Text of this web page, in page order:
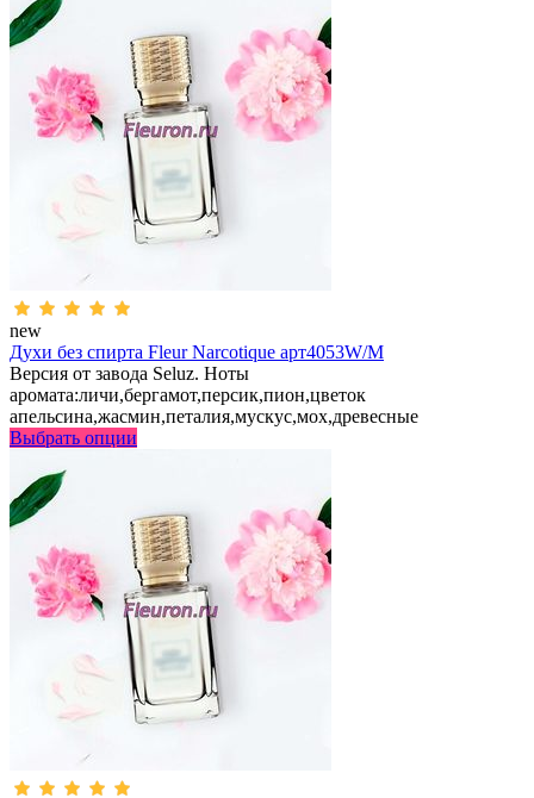
new
Духи без спирта Fleur Narcotique арт4053W/M
Версия от завода Seluz. Ноты
аромата:личи,бергамот,персик,пион,цветок
апельсина,жасмин,петалия,мускус,мох,древесные
Выбрать опции